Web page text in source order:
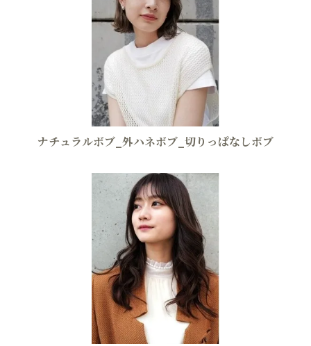
ナチュラルボブ_外ハネボブ_切りっぱなしボブ